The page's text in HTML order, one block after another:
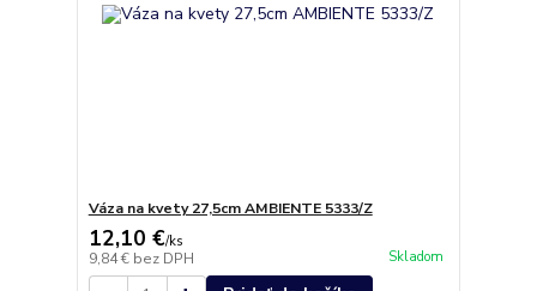
Váza na kvety 27,5cm AMBIENTE 5333/Z
12,10 €/ks
9,84 € bez DPH Skladom